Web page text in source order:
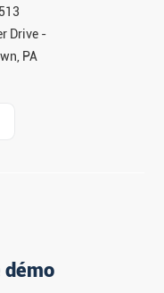
Drive -
PA
démo